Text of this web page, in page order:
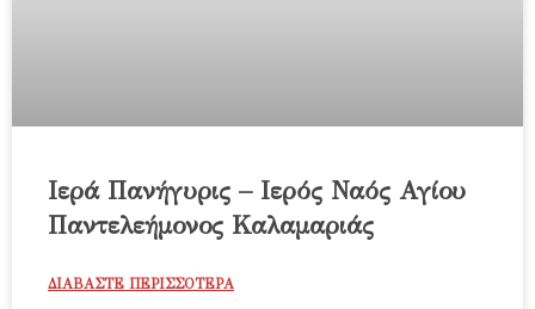
Ιερά Πανήγυρις – Ιερός Ναός Αγίου
Παντελεήμονος Καλαμαριάς
ΔΙΑΒΑΣΤΕ ΠΕΡΙΣΣΟΤΕΡΑ